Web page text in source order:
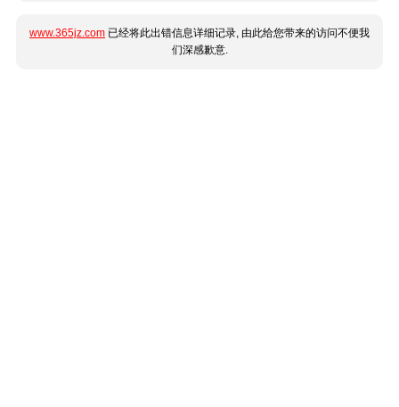
www.365jz.com 已经将此出错信息详细记录, 由此给您带来的访问不便我
们深感歉意.